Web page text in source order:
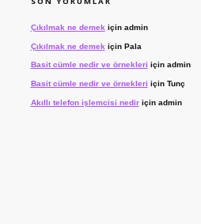
Çıkılmak ne demek için admin
Çıkılmak ne demek için Pala
Basit cümle nedir ve örnekleri için admin
Basit cümle nedir ve örnekleri için Tunç
Akıllı telefon işlemcisi nediriçin admin